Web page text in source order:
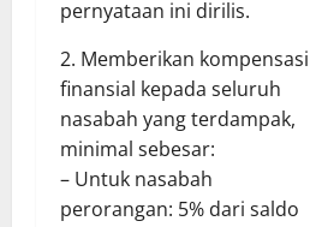
pernyataan ini dirilis.
2. Memberikan kompensasi
finansial kepada seluruh
nasabah yang terdampak,
minimal sebesar:
– Untuk nasabah
perorangan: 5% dari saldo